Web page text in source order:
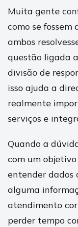
Muita gente
como se fossem
ambos
questão ligada
divisão de
isso ajuda a
realmente
serviços e
Quando a
com um
entender dados
alguma
atendimento
perder tempo